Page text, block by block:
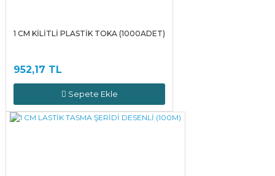
1 CM KİLİTLİ PLASTİK TOKA (1000ADET)
952,17 TL
Sepete Ekle